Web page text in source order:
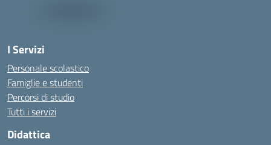
I Servizi
Personale scolastico
Famiglie e studenti
Percorsi di studio
Tutti i servizi
Didattica